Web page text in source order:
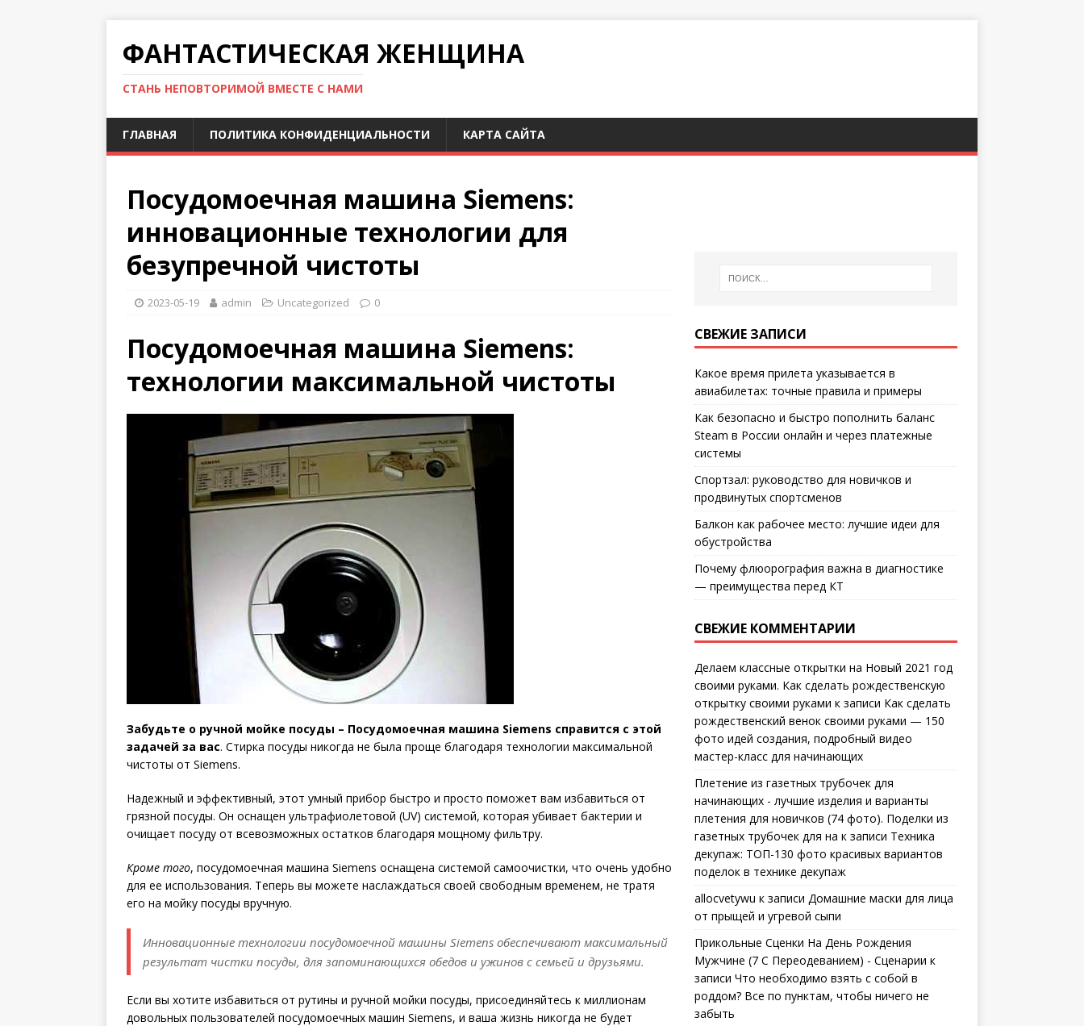
ФАНТАСТИЧЕСКАЯ ЖЕНЩИНА
СТАНЬ НЕПОВТОРИМОЙ ВМЕСТЕ С НАМИ
ГЛАВНАЯ ПОЛИТИКА КОНФИДЕНЦИАЛЬНОСТИ КАРТА САЙТА
Посудомоечная машина Siemens:
инновационные технологии для
безупречной чистоты
2023-05-19 admin Uncategorized 0
Посудомоечная машина Siemens:
технологии максимальной чистоты
Забудьте о ручной мойке посуды – Посудомоечная машина Siemens справится с этой
задачей за вас. Стирка посуды никогда не была проще благодаря технологии максимальной
чистоты от Siemens.
Надежный и эффективный, этот умный прибор быстро и просто поможет вам избавиться от
грязной посуды. Он оснащен ультрафиолетовой (UV) системой, которая убивает бактерии и
очищает посуду от всевозможных остатков благодаря мощному фильтру.
Кроме того, посудомоечная машина Siemens оснащена системой самоочистки, что очень удобно
для ее использования. Теперь вы можете наслаждаться своей свободным временем, не тратя
его на мойку посуды вручную.
Инновационные технологии посудомоечной машины Siemens обеспечивают максимальный
результат чистки посуды, для запоминающихся обедов и ужинов с семьей и друзьями.
Если вы хотите избавиться от рутины и ручной мойки посуды, присоединяйтесь к миллионам
довольных пользователей посудомоечных машин Siemens, и ваша жизнь никогда не будет
СВЕЖИЕ ЗАПИСИ
Какое время прилета указывается в
авиабилетах: точные правила и примеры
Как безопасно и быстро пополнить баланс
Steam в России онлайн и через платежные
системы
Спортзал: руководство для новичков и
продвинутых спортсменов
Балкон как рабочее место: лучшие идеи для
обустройства
Почему флюорография важна в диагностике
— преимущества перед КТ
СВЕЖИЕ КОММЕНТАРИИ
Делаем классные открытки на Новый 2021 год
своими руками. Как сделать рождественскую
открытку своими руками к записи Как сделать
рождественский венок своими руками — 150
фото идей создания, подробный видео
мастер-класс для начинающих
Плетение из газетных трубочек для
начинающих - лучшие изделия и варианты
плетения для новичков (74 фото). Поделки из
газетных трубочек для на к записи Техника
декупаж: ТОП-130 фото красивых вариантов
поделок в технике декупаж
allocvetywu к записи Домашние маски для лица
от прыщей и угревой сыпи
Прикольные Сценки На День Рождения
Мужчине (7 С Переодеванием) - Сценарии к
записи Что необходимо взять с собой в
роддом? Все по пунктам, чтобы ничего не
забыть